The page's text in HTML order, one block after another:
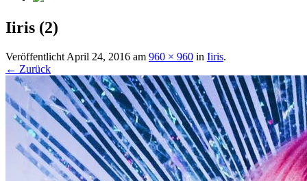
Iiris (2)
Veröffentlicht April 24, 2016 am 960 × 960 in Iiris.
← Zurück